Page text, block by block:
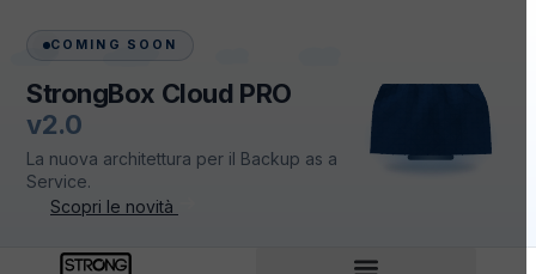
COMING SOON
StrongBox Cloud PRO
v2.0
La nuova architettura per il Backup as a
Service.
Scopri le novità